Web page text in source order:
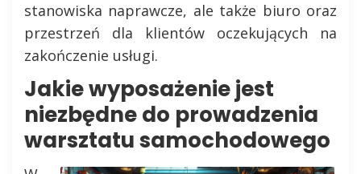
stanowiska naprawcze, ale także biuro oraz
przestrzeń dla klientów oczekujących na
zakończenie usługi.
Jakie wyposażenie jest
niezbędne do prowadzenia
warsztatu samochodowego